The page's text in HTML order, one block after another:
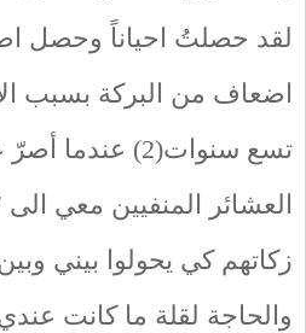
لقد حصلتُ احياناً وحصل
اضعاف من البركة بسبب
تسع سنوات(2)
العشائر المنفيين معي
زكاتهم كي يحولوا بيني
والحاجة لقلة ما كانت